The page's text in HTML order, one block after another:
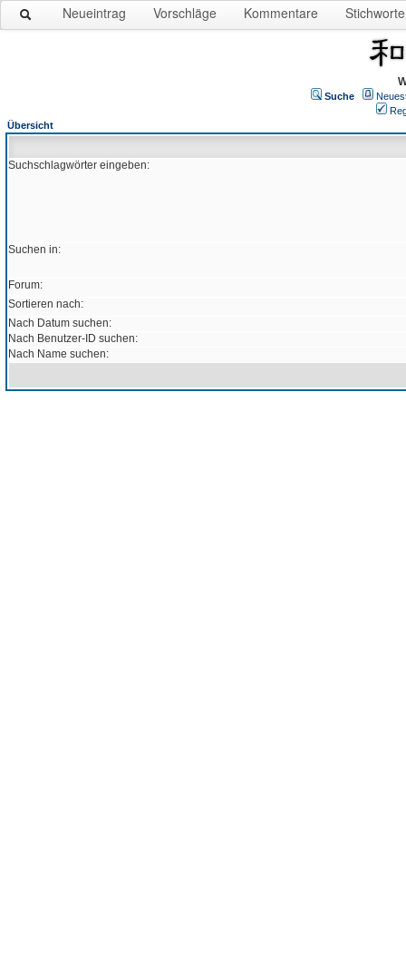
Neueintrag Vorschläge Kommentare Stichworte
Suche
Übersicht
Suchschlagwörter eingeben:
Suchen in:
Forum:
Sortieren nach:
Nach Datum suchen:
Nach Benutzer-ID suchen:
Nach Name suchen: